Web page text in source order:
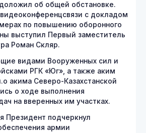
об общей обстановке.
с докладом
по повышению оборонного
выступил Первый заместитель
Роман Скляр.
видами Вооруженных сил и
РГК «Юг», а также аким
акима Северо-Казахстанской
о ходе выполнения
на вверенных им участках.
Президент подчеркнул
армии